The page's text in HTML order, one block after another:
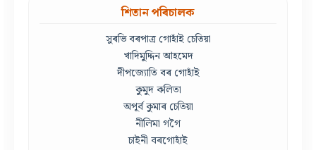
শিতান পৰিচালক
সুৰভি বৰপাত্ৰ গোহাঁই চেতিয়া
খাদিমুদ্দিন আহমেদ
দীপজ্যোতি বৰ গোহাঁই
কুমুদ কলিতা
অপূৰ্ব কুমাৰ চেতিয়া
নীলিমা গগৈ
চাইনী বৰগোহাঁই